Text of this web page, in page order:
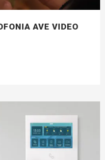
AVE VIDEO